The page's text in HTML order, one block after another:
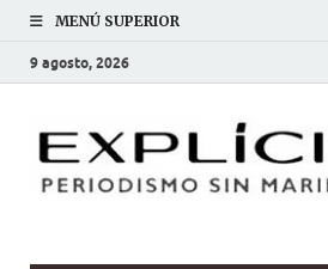
MENÚ SUPERIOR
9 agosto, 2026